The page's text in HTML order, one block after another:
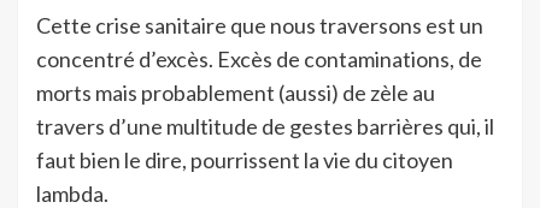
Cette crise sanitaire que nous traversons est un
concentré d’excès. Excès de contaminations, de
morts mais probablement (aussi) de zèle au
travers d’une multitude de gestes barrières qui, il
faut bien le dire, pourrissent la vie du citoyen
lambda.